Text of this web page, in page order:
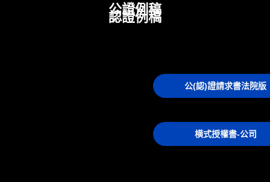
公證例稿
公(認)證請求書法院版
認證例稿
横式授權書-公司